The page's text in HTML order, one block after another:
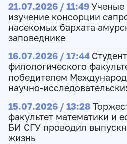
21.07.2026 / 11:49
изучение консорции
насекомых бархата
заповеднике
16.07.2026 / 17:44
филологического
победителем
научно-
15.07.2026 / 13:28
факультет математики и
БИ СГУ проводил
жизнь